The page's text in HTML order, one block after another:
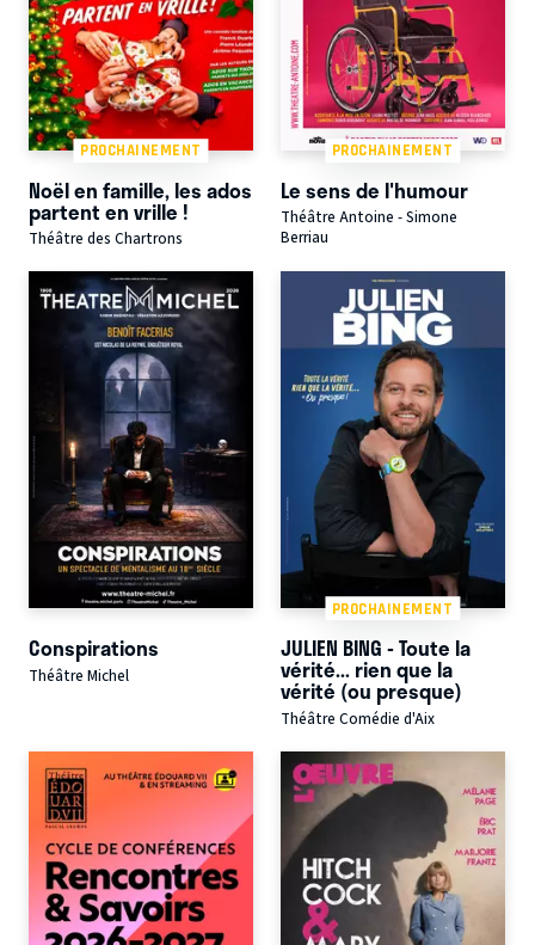
PROCHAINEMENT
Noël en famille, les ados
partent en vrille !
Théâtre des Chartrons
PROCHAINEMENT
Le sens de l'humour
Théâtre Antoine - Simone
Berriau
Conspirations
Théâtre Michel
PROCHAINEMENT
JULIEN BING - Toute la
vérité... rien que la
vérité (ou presque)
Théâtre Comédie d'Aix